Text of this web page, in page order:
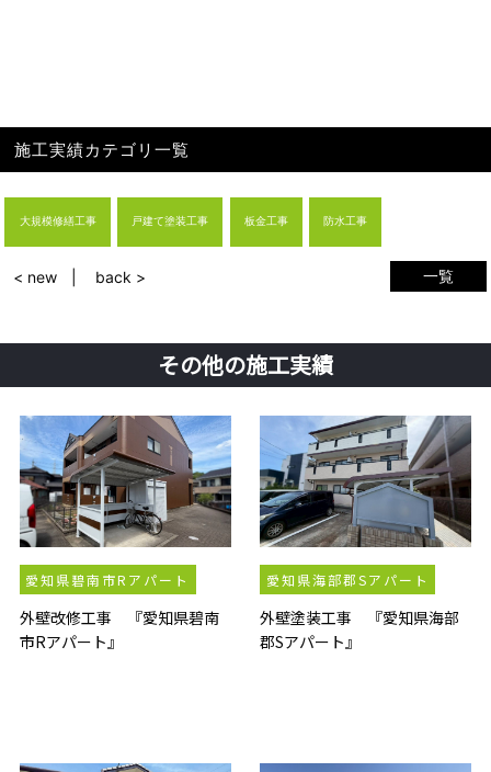
施工実績カテゴリ一覧
大規模修繕工事 戸建て塗装工事 板金工事 防水工事
一覧
< new back >
その他の施工実績
愛知県碧南市Rアパート
外壁改修工事 『愛知県碧南
市Rアパート』
愛知県海部郡Sアパート
外壁塗装工事 『愛知県海部
郡Sアパート』